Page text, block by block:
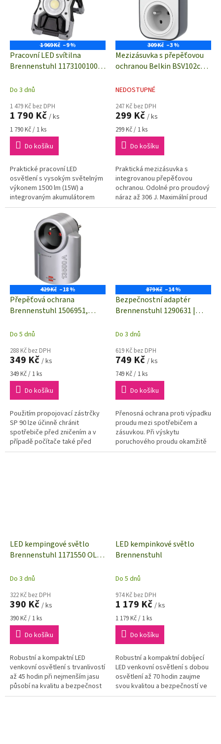
1 969 Kč –9 %
Pracovní LED svítilna
Brennenstuhl 1173100100
| Li-Ion akumulátor 3.7V/5Ah
Do 3 dnů
1 479 Kč bez DPH
1 790 Kč / ks
Měrná
cena:
1 790 Kč / 1 ks
Do košíku
Praktické pracovní LED
osvětlení s vysokým světelným
výkonem 1500 lm (15W) a
integrovaným akumulátorem
3.7V/5Ah, funkce power banky,
kompaktní rozměry
309 Kč –3 %
Mezizásuvka s přepěťovou
ochranou Belkin BSV102ca,
NEDOSTUPNÉ
247 Kč bez DPH
299 Kč / ks
Měrná
cena:
299 Kč / 1 ks
Do košíku
Praktická mezizásuvka s
integrovanou přepěťovou
ochranou. Odolné pro proudový
náraz až 306 J. Maximální proud
až 16 A.
429 Kč –18 %
Přepěťová ochrana
Brennenstuhl 1506951,
Do 5 dnů
288 Kč bez DPH
349 Kč / ks
Měrná
cena:
349 Kč / 1 ks
Do košíku
Použitím propojovací zástrčky
SP 90 lze účinně chránit
spotřebiče před zničením a v
případě počítače také před
ztrátou dat. Přístroj zadrží
879 Kč –14 %
Bezpečnostní adaptér
Brennenstuhl 1290631 |
IP54 | CZ
Do 3 dnů
619 Kč bez DPH
749 Kč / ks
Měrná
cena:
749 Kč / 1 ks
Do košíku
Přenosná ochrana proti výpadku
proudu mezi spotřebičem a
zásuvkou. Při výskytu
poruchového proudu okamžitě
odpojí zařízení od sítě. 2pólové
LED kempingové světlo
Brennenstuhl 1171550 OLI
Do 3 dnů
322 Kč bez DPH
390 Kč / ks
Měrná
cena:
390 Kč / 1 ks
Do košíku
Robustní a kompaktní LED
venkovní osvětlení s trvanlivostí
až 45 hodin při nejmenším jasu
působí na kvalitu a bezpečnost
ve všech oblastech.
LED kempinkové světlo
Brennenstuhl
Do 5 dnů
974 Kč bez DPH
1 179 Kč / ks
Měrná
cena:
1 179 Kč / 1 ks
Do košíku
Robustní a kompaktní dobíjecí
LED venkovní osvětlení s dobou
osvětlení až 70 hodin zaujme
svou kvalitou a bezpečností ve
všech oblastech.